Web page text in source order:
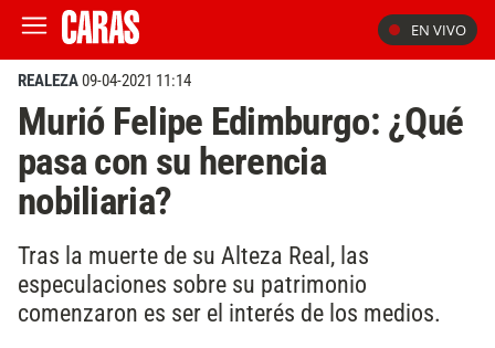
EN VIVO
REALEZA09-04-2021 11:14
Murió Felipe Edimburgo: ¿Qué
pasa con su herencia
nobiliaria?
Tras la muerte de su Alteza Real, las
especulaciones sobre su patrimonio
comenzaron es ser el interés de los medios.